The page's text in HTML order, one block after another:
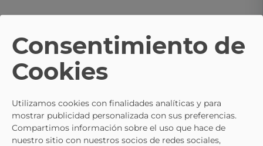
TE PUEDE INTERESAR
Zapatillas Para Niña REEBOK
100046411 Blanco
28,41 € 32,95 €
Zapatillas REEBOK Royal
Jogger 3.0 Blancas Y Lila
34,95 €
Consentimiento de
Cookies
Utilizamos cookies con finalidades analíticas y para
mostrar publicidad personalizada con sus preferencias.
Compartimos información sobre el uso que hace de
nuestro sitio con nuestros socios de redes sociales,